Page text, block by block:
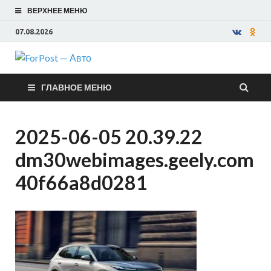
ВЕРХНЕЕ МЕНЮ
07.08.2026
ForPost —
Авто
ГЛАВНОЕ МЕНЮ
2025-06-05 20.39.22
dm30webimages.geely.com
40f66a8d0281